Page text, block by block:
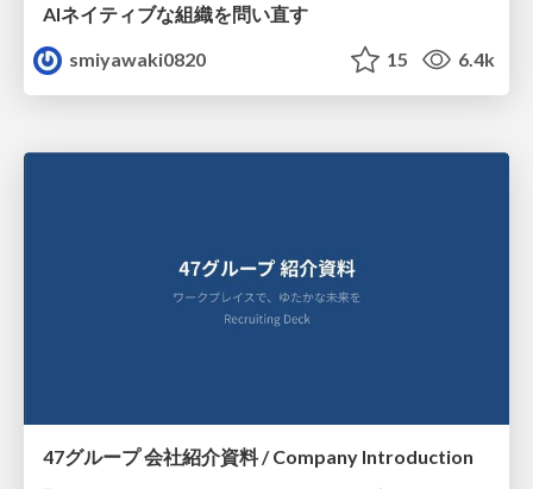
AIネイティブな組織を問い直す
smiyawaki0820
15 6.4k
47グループ 会社紹介資料 / Company Introduction